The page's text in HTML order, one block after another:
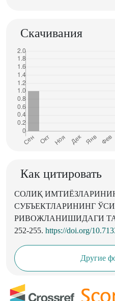
Скачивания
Как цитировать
СОЛИҚ
СУБЪЕКТЛАРИНИНГ
РИВОЖЛАНИШИДАГИ
252-255. https://doi.org/
Другие